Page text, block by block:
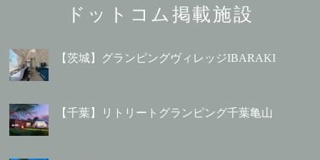
ドットコム掲載施設
【茨城】グランピングヴィレッジIBARAKI
【千葉】リトリートグランピング千葉亀山